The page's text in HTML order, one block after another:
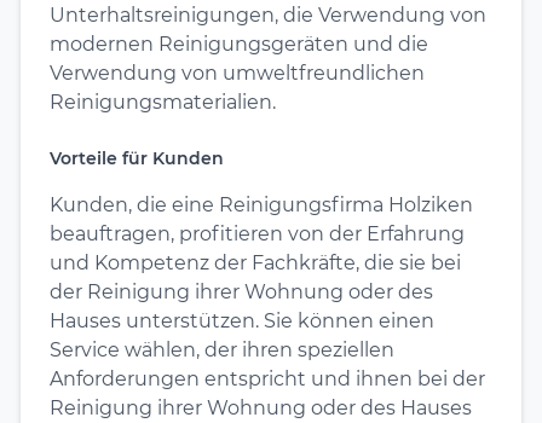
Unterhaltsreinigungen, die Verwendung von
modernen Reinigungsgeräten und die
Verwendung von umweltfreundlichen
Reinigungsmaterialien.
Vorteile für Kunden
Kunden, die eine Reinigungsfirma Holziken
beauftragen, profitieren von der Erfahrung
und Kompetenz der Fachkräfte, die sie bei
der Reinigung ihrer Wohnung oder des
Hauses unterstützen. Sie können einen
Service wählen, der ihren speziellen
Anforderungen entspricht und ihnen bei der
Reinigung ihrer Wohnung oder des Hauses